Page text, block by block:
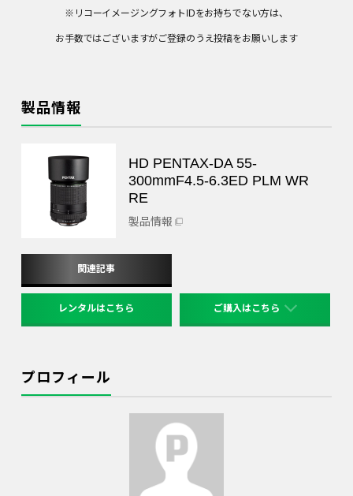
※リコーイメージングフォトIDをお持ちでない方は、
お手数ではございますがご登録のうえ投稿をお願いします
製品情報
HD PENTAX-DA 55-
300mmF4.5-6.3ED PLM WR
RE
製品情報
関連記事
レンタルはこちら ご購入はこちら
プロフィール